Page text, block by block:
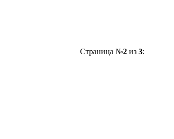
Страница №2из 3: